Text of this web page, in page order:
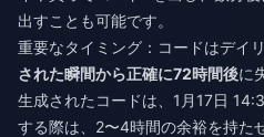
出すことも可能です。
重要なタイミング：コードはデイ
された瞬間から正確に72時間後に
生成されたコードは、1月17日
する際は、2〜4時間の余裕を持た